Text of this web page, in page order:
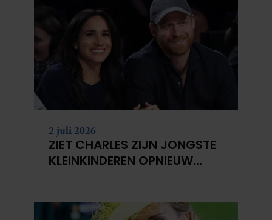
2 juli 2026
ZIET CHARLES ZIJN JONGSTE
KLEINKINDEREN OPNIEUW